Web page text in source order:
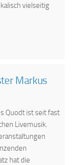
vielseitig
Markus
Quodt ist seit fast
Livemusik.
hat die